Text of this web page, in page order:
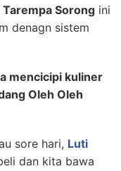
Sorong ini
denagn sistem
mencicipi kuliner
Oleh Oleh
sore hari, Luti
dan kita bawa